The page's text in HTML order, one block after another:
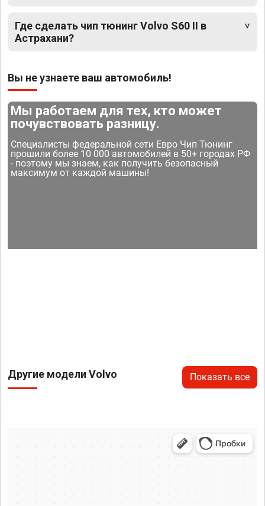
Где сделать чип тюнинг Volvo S60 II в
Астрахани?
Вы не узнаете ваш автомобиль!
Мы работаем для тех, кто может
почувствовать разницу.
Специалисты федеральной сети Евро Чип Тюнинг
прошили более 10 000 автомобилей в 50+ городах РФ
- поэтому мы знаем, как получить безопасный
максимум от каждой машины!
Другие модели Volvo Показать все